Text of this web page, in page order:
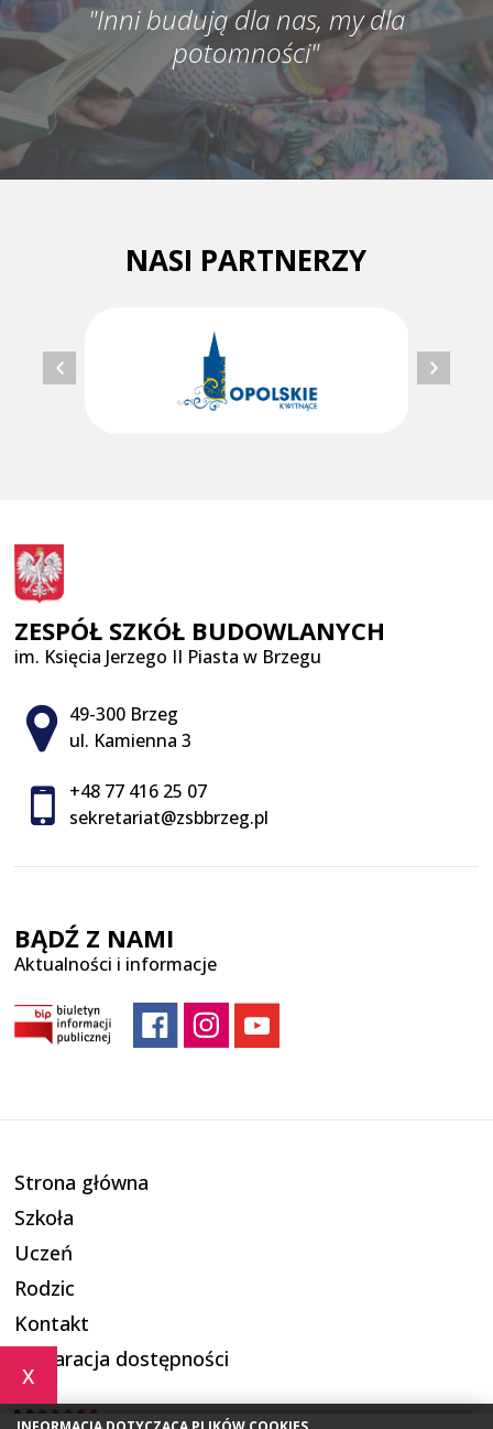
x
"Inni budują dla nas, my dla
potomności"
NASI PARTNERZY
ZESPÓŁ SZKÓŁ BUDOWLANYCH
im. Księcia Jerzego II Piasta w Brzegu
Adres pocztowy:
49-300 Brzeg
ul. Kamienna 3
+48 77 416 25 07
sekretariat@zsbbrzeg.pl
BĄDŹ Z NAMI
Aktualności i informacje
Strona główna
Szkoła
Uczeń
Rodzic
Kontakt
Deklaracja dostępności